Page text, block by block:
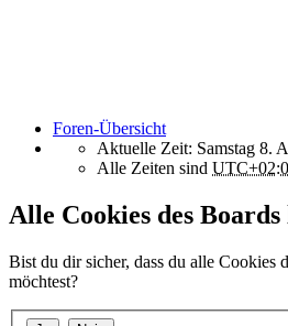
Foren-Übersicht
Aktuelle Zeit: Samstag 8.
Alle Zeiten sind
Alle Cookies des Boards
Bist du dir sicher, dass du alle Cookies
möchtest?